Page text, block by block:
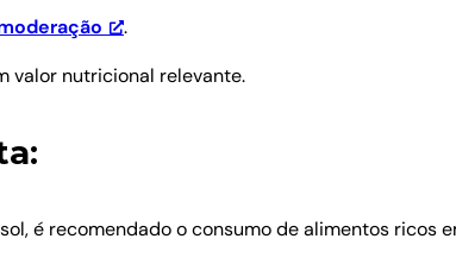
.
valor nutricional relevante.
é recomendado o consumo de alimentos ricos